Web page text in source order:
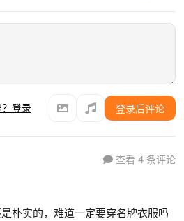
登录 登录后评论
查看 4 条评论
朴实的，难道一定要穿名牌衣服吗